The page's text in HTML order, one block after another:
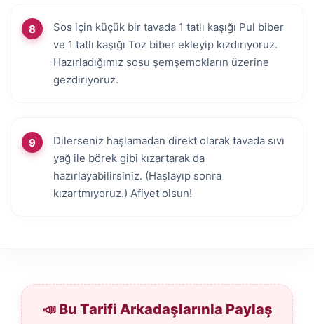
Sos için küçük bir tavada 1 tatlı kaşığı Pul biber
ve 1 tatlı kaşığı Toz biber ekleyip kızdırıyoruz.
Hazırladığımız sosu şemşemokların üzerine
gezdiriyoruz.
Dilerseniz haşlamadan direkt olarak tavada sıvı
yağ ile börek gibi kızartarak da
hazırlayabilirsiniz. (Haşlayıp sonra
kızartmıyoruz.) Afiyet olsun!
📣 Bu Tarifi Arkadaşlarınla Paylaş